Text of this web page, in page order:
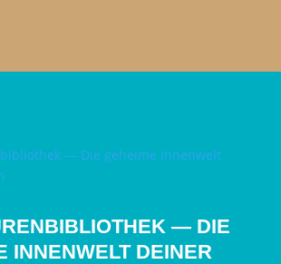
— DIE
INNENWELT DEINER